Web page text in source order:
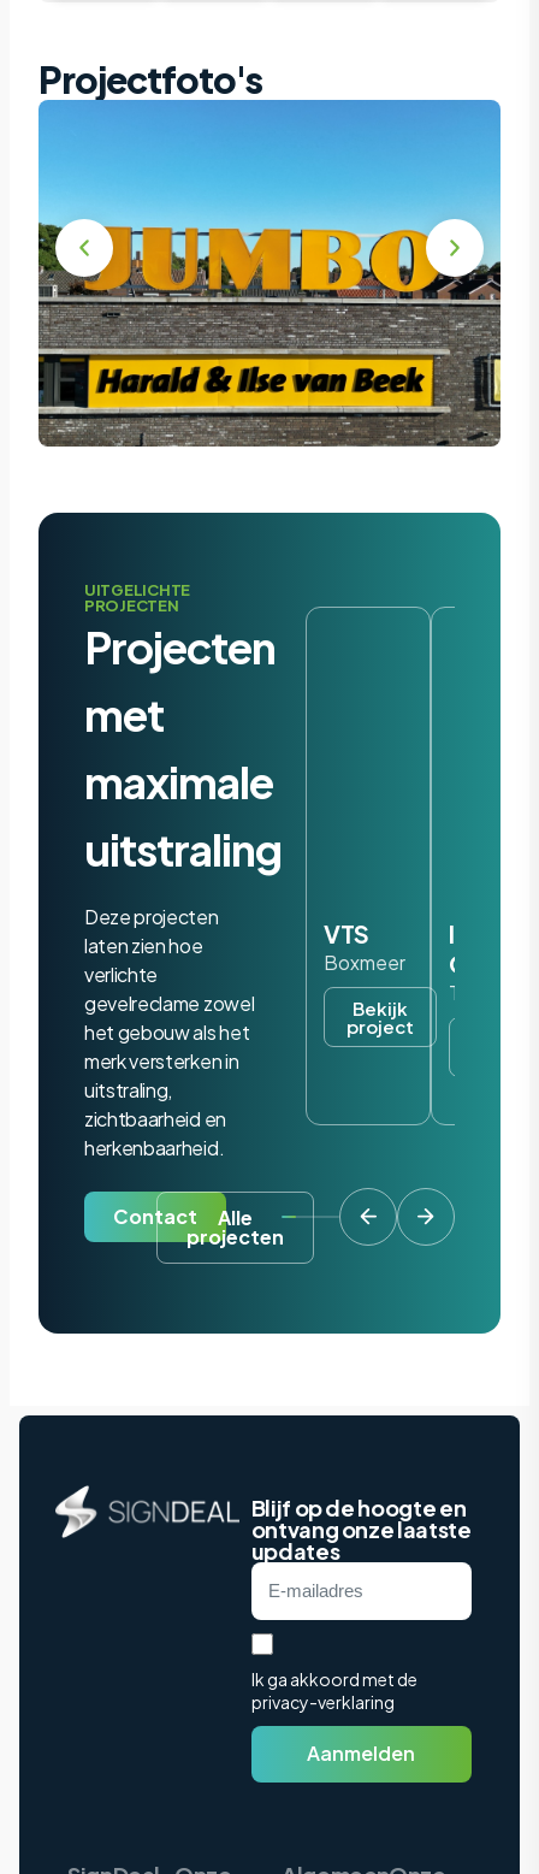
Projectfoto's
UITGELICHTE
PROJECTEN
Projecten
met
maximale
uitstraling
Deze projecten
laten zien hoe
verlichte
gevelreclame zowel
het gebouw als het
merk versterken in
uitstraling,
zichtbaarheid en
herkenbaarheid.
Contact Alle
projecten
VTS
Boxmeer
Bekijk
project
Iris
Tilburg
Blijf op de hoogte en
ontvang onze laatste
updates
Ik ga akkoord met de
privacy-verklaring
Aanmelden